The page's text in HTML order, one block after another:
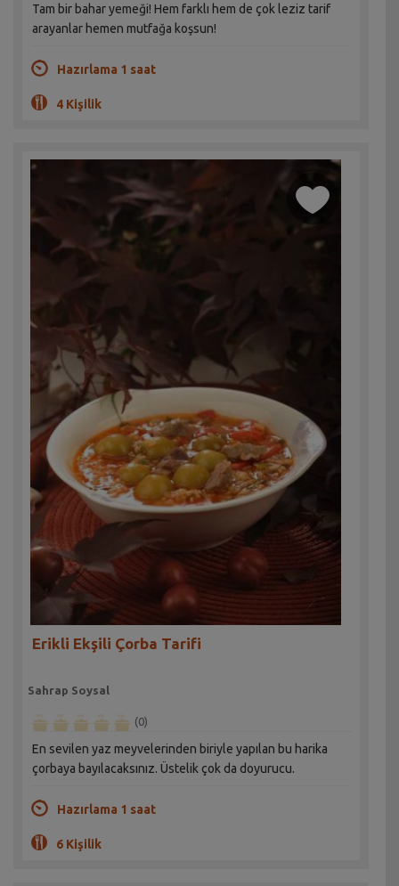
Tam bir bahar yemeği! Hem farklı hem de çok leziz tarif
arayanlar hemen mutfağa koşsun!
Hazırlama 1 saat
4 Kişilik
Erikli Ekşili Çorba Tarifi
Sahrap Soysal
(0)
En sevilen yaz meyvelerinden biriyle yapılan bu harika
çorbaya bayılacaksınız. Üstelik çok da doyurucu.
Hazırlama 1 saat
6 Kişilik